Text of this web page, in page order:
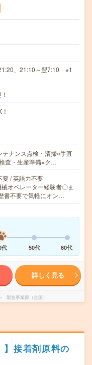
、21:10～翌7:10 ※1
ナンス点検・清掃○手直
査・生産準備※ク…
要 / 英語力不要
オペレーター経験者〇ま
書不要で気軽にオン…
代 50代 60代
詳しく見る
製造事業部（全国）
】接着剤原料の